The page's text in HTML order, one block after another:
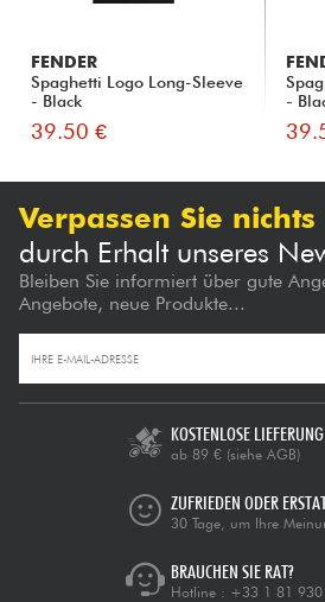
FENDER
Spaghetti Logo Long-Sleeve
- Black
39.50 €
-
Verpassen Sie nichts
durch Erhalt unseres
Bleiben Sie informiert über gute
Angebote, neue Produkte...
KOSTENLOSE LIEFERUNG
ab 89 € (siehe AGB)
ZUFRIEDEN ODER
30 Tage, um Ihre
BRAUCHEN SIE RAT?
Hotline : +33 1 81 930